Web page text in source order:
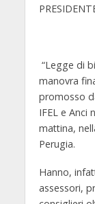
“Legge di
manovra
promosso
IFEL e Anci
mattina,
Perugia.
Hanno,
assessori,